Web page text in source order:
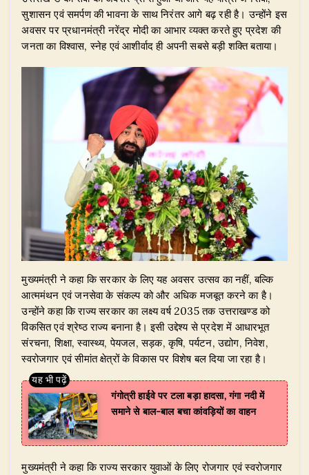
सुशासन एवं समर्पण की भावना के साथ निरंतर आगे बढ़ रही है। उन्होंने इस
अवसर पर प्रधानमंत्री नरेंद्र मोदी का आभार व्यक्त करते हुए प्रदेश की
जनता का विश्वास, स्नेह एवं आशीर्वाद ही अपनी सबसे बड़ी शक्ति बताया।
​मुख्यमंत्री ने कहा कि सरकार के लिए यह अवसर उत्सव का नहीं, बल्कि
आत्ममंथन एवं जनसेवा के संकल्प को और अधिक मजबूत करने का है।
उन्होंने कहा कि राज्य सरकार का लक्ष्य वर्ष 2035 तक उत्तराखण्ड को
विकसित एवं श्रेष्ठ राज्य बनाना है। इसी उद्देश्य से प्रदेश में आधारभूत
संरचना, शिक्षा, स्वास्थ्य, पेयजल, सड़क, कृषि, पर्यटन, उद्योग, निवेश,
स्वरोजगार एवं सीमांत क्षेत्रों के विकास पर विशेष बल दिया जा रहा है।
गंगोत्री हाईवे पर टला बड़ा हादसा, गंगा नदी में
समाने से बाल-बाल बचा कांवड़ियों का वाहन
​मुख्यमंत्री ने कहा कि राज्य सरकार युवाओं के लिए रोजगार एवं स्वरोजगार